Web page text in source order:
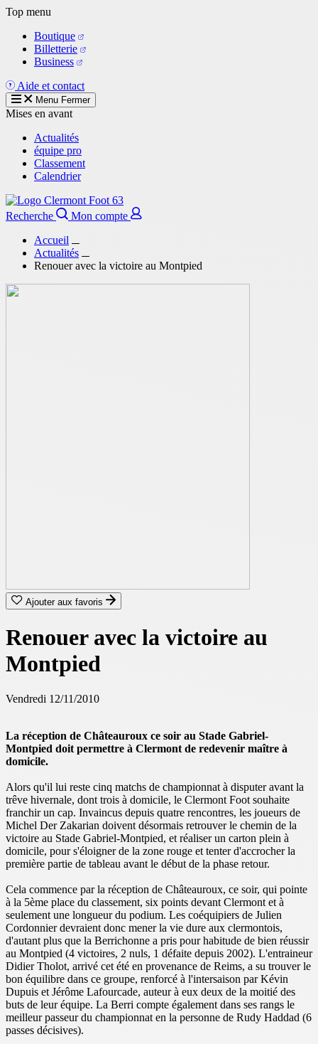
Aller
contenu
principal
Top menu
Boutique
Billetterie
Business
Aide et contact
Menu Fermer
Mises en avant
Actualités
équipe pro
Classement
Calendrier
Recherche
Mon compte
Accueil
Actualités
Renouer avec la victoire au Montpied
Ajouter aux favoris
Renouer avec la victoire au
Montpied
Vendredi 12/11/2010
La réception de Châteauroux ce soir au Stade Gabriel-
Montpied doit permettre à Clermont de redevenir maître à
domicile.
Alors qu'il lui reste cinq matchs de championnat à disputer avant la
trêve hivernale, dont trois à domicile, le Clermont Foot souhaite
franchir un cap. Invaincus depuis quatre rencontres, les joueurs de
Michel Der Zakarian doivent désormais retrouver le chemin de la
victoire au Stade Gabriel-Montpied, et réaliser un carton plein à
domicile, pour s'éloigner de la zone rouge et tenter d'accrocher la
première partie de tableau avant le début de la phase retour.
Cela commence par la réception de Châteauroux, ce soir, qui pointe
à la 5ème place du classement, six points devant Clermont et à
seulement une longueur du podium. Les coéquipiers de Julien
Cordonnier devraient donc mener la vie dure aux clermontois,
d'autant plus que la Berrichonne a pris pour habitude de bien réussir
au Montpied (4 victoires, 2 nuls, 1 défaite depuis 2002). L'entraineur
Didier Tholot, arrivé cet été en provenance de Reims, a su trouver le
bon équilibre dans ce groupe, renforcé à l'intersaison par Kévin
Dupuis et Jérôme Lafourcade, auteur à eux deux de la moitié des
buts de leur équipe. La Berri compte également dans ses rangs le
meilleur passeur du championnat en la personne de Rudy Haddad (6
passes décisives).